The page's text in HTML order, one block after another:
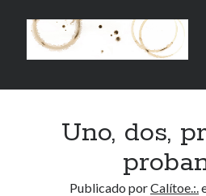
.:.Calito(h)eces.:.
Barra
BuscarUno, dos,
Publicado porCalítoe.:.